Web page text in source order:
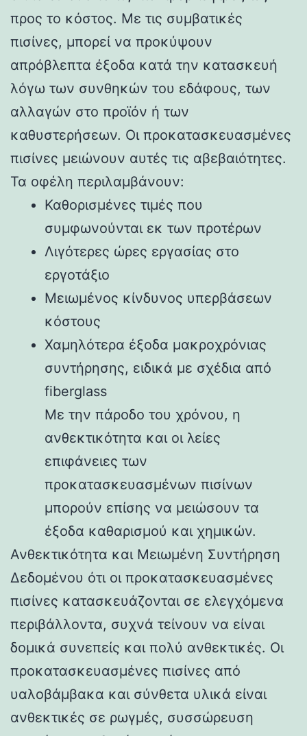
προς το κόστος. Με τις συμβατικές
πισίνες, μπορεί να προκύψουν
απρόβλεπτα έξοδα κατά την κατασκευή
λόγω των συνθηκών του εδάφους, των
αλλαγών στο προϊόν ή των
καθυστερήσεων. Οι προκατασκευασμένες
πισίνες μειώνουν αυτές τις αβεβαιότητες.
Τα οφέλη περιλαμβάνουν:
Καθορισμένες τιμές που
συμφωνούνται εκ των προτέρων
Λιγότερες ώρες εργασίας στο
εργοτάξιο
Μειωμένος κίνδυνος υπερβάσεων
κόστους
Χαμηλότερα έξοδα μακροχρόνιας
συντήρησης, ειδικά με σχέδια από
fiberglass
Με την πάροδο του χρόνου, η
ανθεκτικότητα και οι λείες
επιφάνειες των
προκατασκευασμένων πισίνων
μπορούν επίσης να μειώσουν τα
έξοδα καθαρισμού και χημικών.
Ανθεκτικότητα και Μειωμένη Συντήρηση
Δεδομένου ότι οι προκατασκευασμένες
πισίνες κατασκευάζονται σε ελεγχόμενα
περιβάλλοντα, συχνά τείνουν να είναι
δομικά συνεπείς και πολύ ανθεκτικές. Οι
προκατασκευασμένες πισίνες από
υαλοβάμβακα και σύνθετα υλικά είναι
ανθεκτικές σε ρωγμές, συσσώρευση